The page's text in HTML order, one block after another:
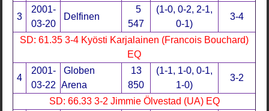
3
2001-
03-20
Delfinen
5
547
(1-0, 0-2, 2-1,
0-1)
3-4
SD: 61.35 3-4 Kyösti Karjalainen (Francois Bouchard)
EQ
4
2001-
03-22
Globen
Arena
13
850
(1-1, 1-0, 0-1,
1-0)
3-2
SD: 66.33 3-2 Jimmie Ölvestad (UA) EQ